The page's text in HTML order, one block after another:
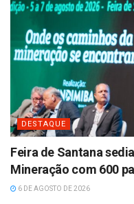
DESTAQUE
Feira de Santana
Mineração com 600
6 DE AGOSTO DE 2026